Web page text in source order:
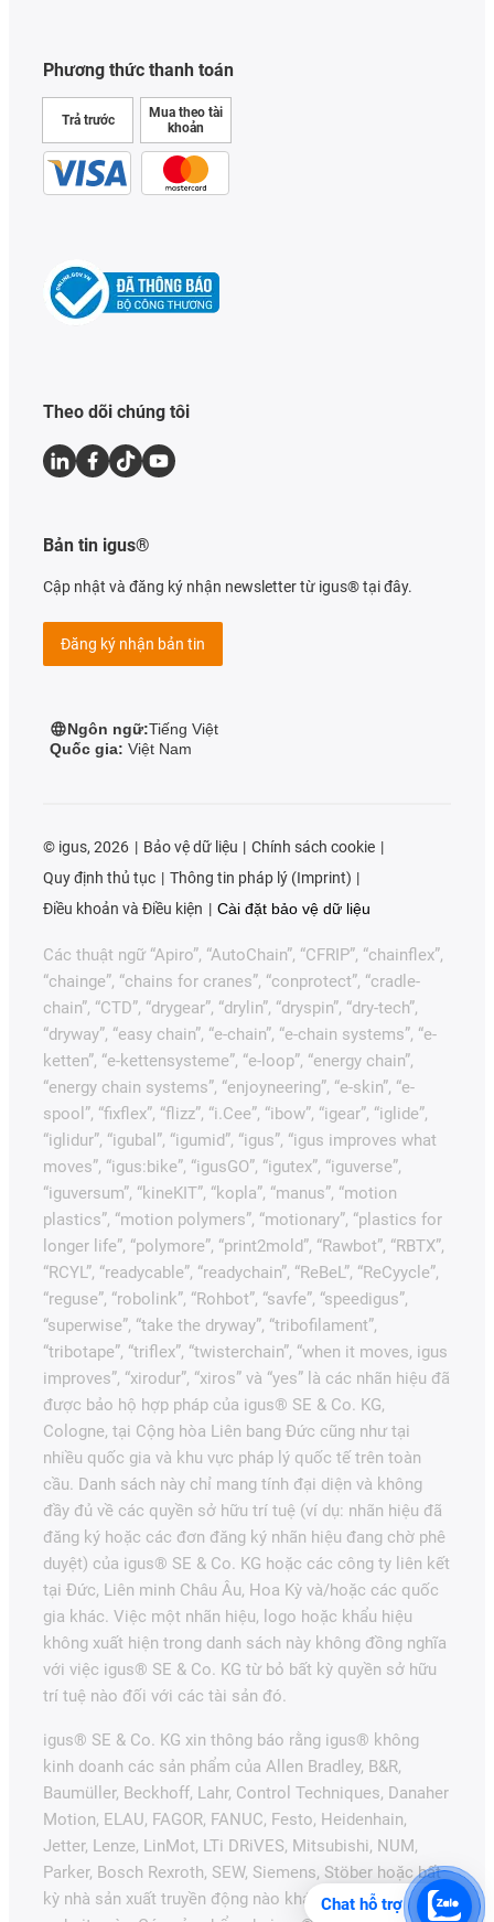
Phương thức thanh toán
Trả trước
Mua theo tài
khoản
Theo dõi chúng tôi
Bản tin igus®
Cập nhật và đăng ký nhận newsletter từ igus® tại đây.
Đăng ký nhận bản tin
Ngôn ngữ:Tiếng Việt
Quốc gia: Việt Nam
© igus, 2026 Bảo vệ dữ liệu
Chính sách cookie
Quy định thủ tục
Thông tin pháp lý (Imprint)
Điều khoản và Điều kiện
Cài đặt bảo vệ dữ liệu
Các thuật ngữ “Apiro”, “AutoChain”, “CFRIP”, “chainflex”,
“chainge”, “chains for cranes”, “conprotect”, “cradle-
chain”, “CTD”, “drygear”, “drylin”, “dryspin”, “dry-tech”,
“dryway”, “easy chain”, “e-chain”, “e-chain systems”, “e-
ketten”, “e-kettensysteme”, “e-loop”, “energy chain”,
“energy chain systems”, “enjoyneering”, “e-skin”, “e-
spool”, “fixflex”, “flizz”, “i.Cee”, “ibow”, “igear”, “iglide”,
“iglidur”, “igubal”, “igumid”, “igus”, “igus improves what
moves”, “igus:bike”, “igusGO”, “igutex”, “iguverse”,
“iguversum”, “kineKIT”, “kopla”, “manus”, “motion
plastics”, “motion polymers”, “motionary”, “plastics for
longer life”, “polymore”, “print2mold”, “Rawbot”, “RBTX”,
“RCYL”, “readycable”, “readychain”, “ReBeL”, “ReCyycle”,
“reguse”, “robolink”, “Rohbot”, “savfe”, “speedigus”,
“superwise”, “take the dryway”, “tribofilament”,
“tribotape”, “triflex”, “twisterchain”, “when it moves, igus
improves”, “xirodur”, “xiros” và “yes” là các nhãn hiệu đã
được bảo hộ hợp pháp của igus® SE & Co. KG,
Cologne, tại Cộng hòa Liên bang Đức cũng như tại
nhiều quốc gia và khu vực pháp lý quốc tế trên toàn
cầu. Danh sách này chỉ mang tính đại diện và không
đầy đủ về các quyền sở hữu trí tuệ (ví dụ: nhãn hiệu đã
đăng ký hoặc các đơn đăng ký nhãn hiệu đang chờ phê
duyệt) của igus® SE & Co. KG hoặc các công ty liên kết
tại Đức, Liên minh Châu Âu, Hoa Kỳ và/hoặc các quốc
gia khác. Việc một nhãn hiệu, logo hoặc khẩu hiệu
không xuất hiện trong danh sách này không đồng nghĩa
với việc igus® SE & Co. KG từ bỏ bất kỳ quyền sở hữu
trí tuệ nào đối với các tài sản đó.
igus® SE & Co. KG xin thông báo rằng igus® không
kinh doanh các sản phẩm của Allen Bradley, B&R,
Baumüller, Beckhoff, Lahr, Control Techniques, Danaher
Motion, ELAU, FAGOR, FANUC, Festo, Heidenhain,
Jetter, Lenze, LinMot, LTi DRiVES, Mitsubishi, NUM,
Parker, Bosch Rexroth, SEW, Siemens, Stöber hoặc bất
kỳ nhà sản xuất truyền động nào khác được đề cập trên
Chat hỗ trợ